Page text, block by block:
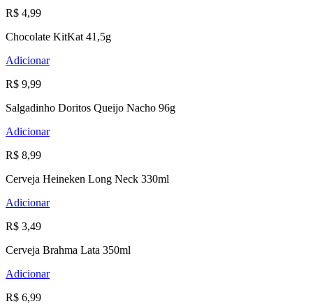
R$ 4,99
Chocolate KitKat 41,5g
Adicionar
R$ 9,99
Salgadinho Doritos Queijo Nacho 96g
Adicionar
R$ 8,99
Cerveja Heineken Long Neck 330ml
Adicionar
R$ 3,49
Cerveja Brahma Lata 350ml
Adicionar
R$ 6,99